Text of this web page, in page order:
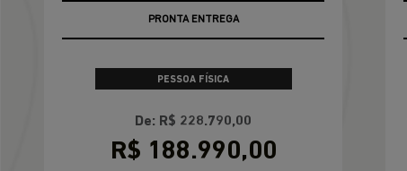
PRONTA ENTREGA
PESSOA FÍSICA
De: R$ 228.790,00
R$ 188.990,00